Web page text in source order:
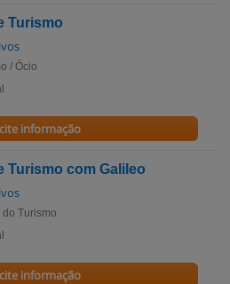
Turismo
/ Ócio
informação
Turismo com Galileo
Turismo
informação